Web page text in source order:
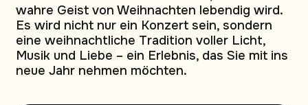
wahre Geist von Weihnachten lebendig wird.
Es wird nicht nur ein Konzert sein, sondern
eine weihnachtliche Tradition voller Licht,
Musik und Liebe – ein Erlebnis, das Sie mit ins
neue Jahr nehmen möchten.